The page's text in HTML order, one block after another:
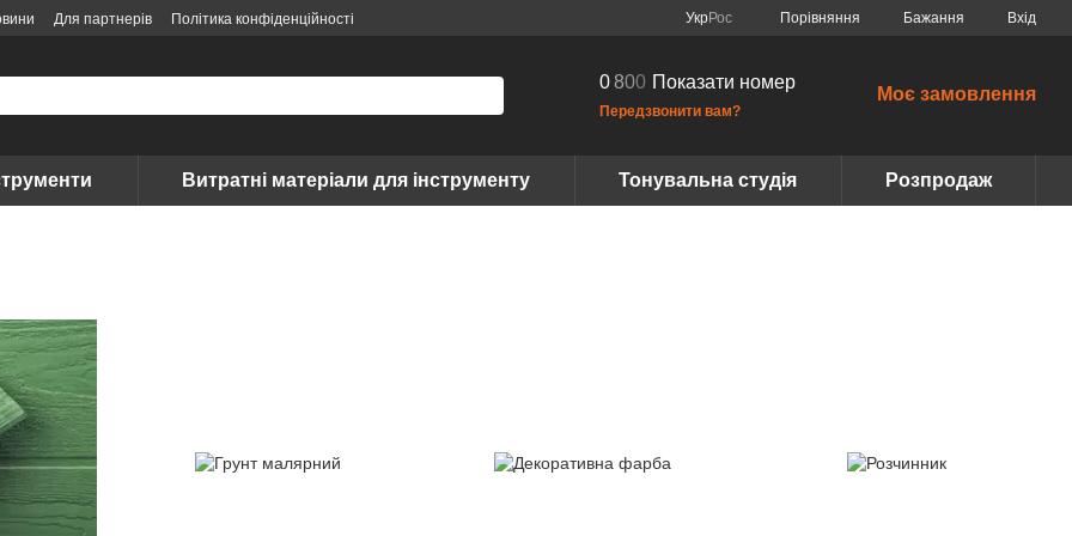
Для партнерів
Політика конфіденційності
УкрРос Порівняння Бажання Вхід
0800 Показати номер
Передзвонити вам?
Моє замовлення
Витратні матеріали для інструменту Тонувальна студія Розпродаж